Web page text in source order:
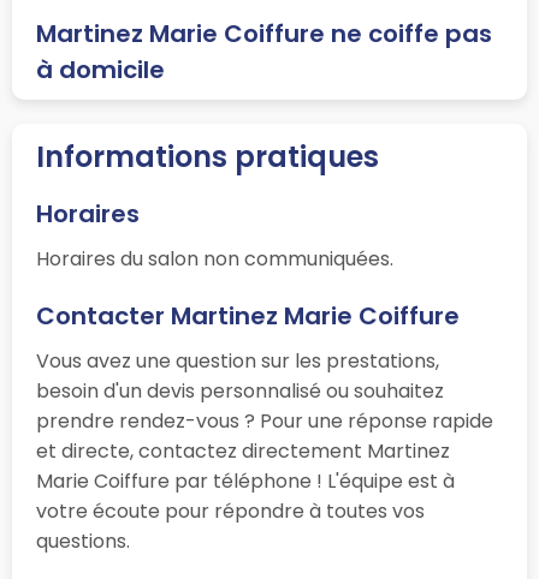
Martinez Marie Coiffure ne coiffe pas
à domicile
Informations pratiques
Horaires
Horaires du salon non communiquées.
Contacter Martinez Marie Coiffure
Vous avez une question sur les prestations,
besoin d'un devis personnalisé ou souhaitez
prendre rendez-vous ? Pour une réponse rapide
et directe, contactez directement Martinez
Marie Coiffure par téléphone ! L'équipe est à
votre écoute pour répondre à toutes vos
questions.